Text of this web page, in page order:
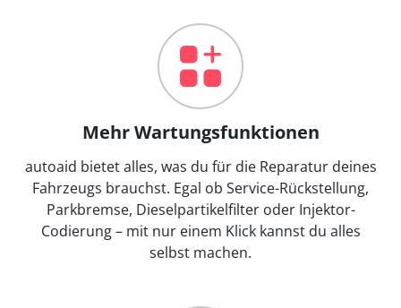
Mehr Wartungsfunktionen
autoaid bietet alles, was du für die Reparatur deines
Fahrzeugs brauchst. Egal ob Service-Rückstellung,
Parkbremse, Dieselpartikelfilter oder Injektor-
Codierung – mit nur einem Klick kannst du alles
selbst machen.